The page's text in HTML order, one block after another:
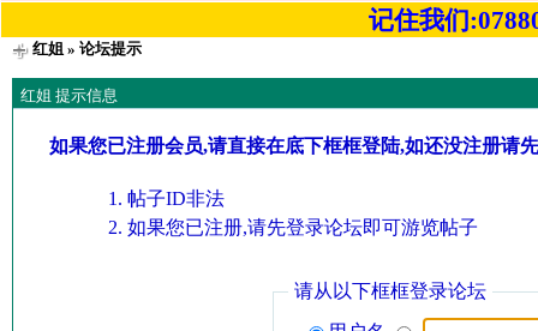
记住我们
红姐» 论坛提示
红姐 提示信息
如果您已注册会员,请直接在底下框框登陆,如还没注册请
帖子ID非法
如果您已注册,请先登录论坛即可游览帖子
请从以下框框登录论坛